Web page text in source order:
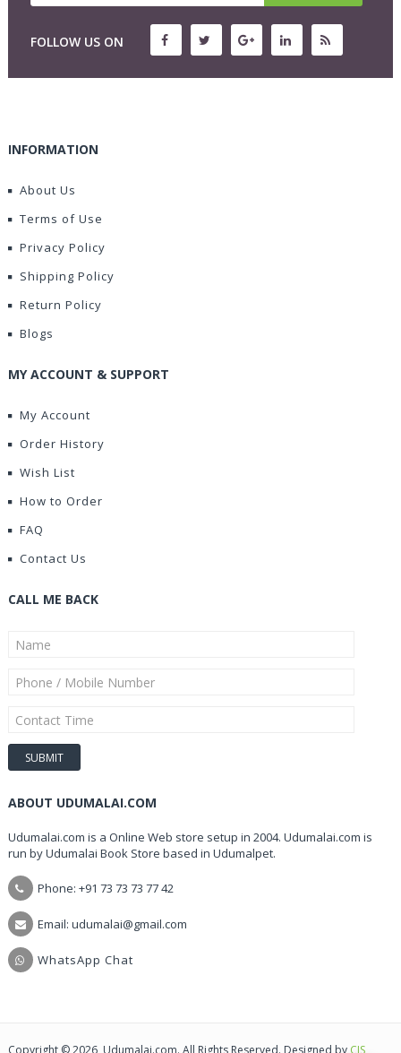
FOLLOW US ON
INFORMATION
About Us
Terms of Use
Privacy Policy
Shipping Policy
Return Policy
Blogs
MY ACCOUNT & SUPPORT
My Account
Order History
Wish List
How to Order
FAQ
Contact Us
CALL ME BACK
ABOUT UDUMALAI.COM
Udumalai.com is a Online Web store setup in 2004. Udumalai.com is
run by Udumalai Book Store based in Udumalpet.
Phone: +91 73 73 73 77 42
Email: udumalai@gmail.com
WhatsApp Chat